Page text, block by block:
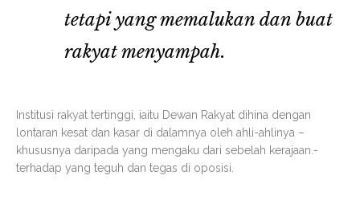
tetapi yang memalukan dan buat
rakyat menyampah.
Institusi rakyat tertinggi, iaitu Dewan Rakyat dihina dengan
lontaran kesat dan kasar di dalamnya oleh ahli-ahlinya –
khususnya daripada yang mengaku dari sebelah kerajaan.-
terhadap yang teguh dan tegas di oposisi.